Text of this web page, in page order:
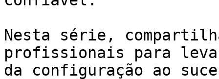
Nesta série,
profissionais para
da configuração ao